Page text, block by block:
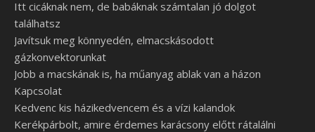
Itt cicáknak nem, de babáknak számtalan jó dolgot
találhatsz
Javítsuk meg könnyedén, elmacskásodott
gázkonvektorunkat
Jobb a macskának is, ha műanyag ablak van a házon
Kapcsolat
Kedvenc kis házikedvencem és a vízi kalandok
Kerékpárbolt, amire érdemes karácsony előtt rátalálni